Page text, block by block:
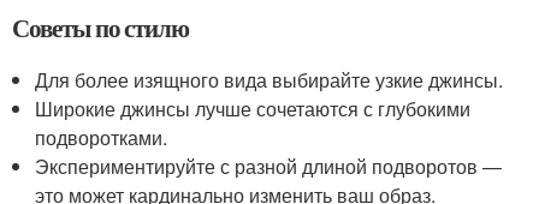
Советы по стилю
Для более изящного вида выбирайте узкие джинсы.
Широкие джинсы лучше сочетаются с глубокими
подворотками.
Экспериментируйте с разной длиной подворотов —
это может кардинально изменить ваш образ.